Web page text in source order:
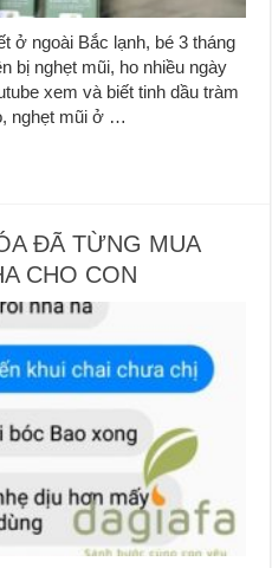
ở ngoài Bắc lạnh, bé 3 tháng
bị nghẹt mũi, ho nhiều ngày
xem và biết tinh dầu tràm
nghẹt mũi ở …
ĐÃ TỪNG MUA
CHO CON